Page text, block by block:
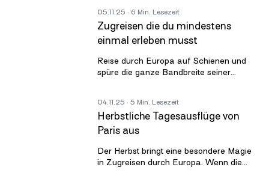
05.11.25 · 6 Min. Lesezeit
Zugreisen die du mindestens
einmal erleben musst
Reise durch Europa auf Schienen und
spüre die ganze Bandbreite seiner
Konti
04.11.25 · 5 Min. Lesezeit
Herbstliche Tagesausflüge von
Paris aus
Der Herbst bringt eine besondere Magie
in Zugreisen durch Europa. Wenn die